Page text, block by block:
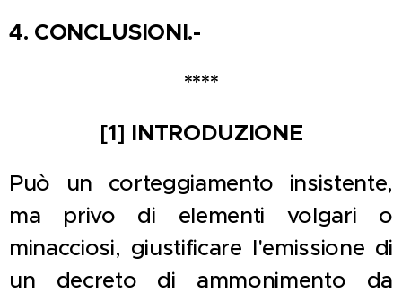
4. CONCLUSIONI.-
****
[1] INTRODUZIONE
Può un corteggiamento insistente,
ma privo di elementi volgari o
minacciosi, giustificare l'emissione di
un decreto di ammonimento da